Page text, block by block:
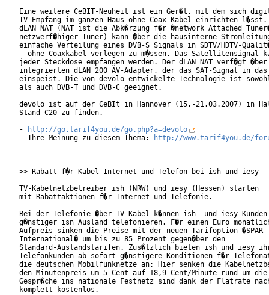
Eine weitere CeBIT-Neuheit ist ein Ger�t, mit dem sich
TV-Empfang im ganzen Haus ohne Coax-Kabel einrichten
dLAN NAT (NAT ist die Abk�rzung f�r �network Attached
netzwerf�higer Tuner) kann �ber die hausinterne
einfache Verteilung eines DVB-S Signals in SDTV/HDTV-
- ohne Coaxkabel verlegen zu m�ssen. Das Satellitensignal
jeder Steckdose empfangen werden. Der dLAN NAT verf�gt
integrierten dLAN 200 AV-Adapter, der das SAT-Signal in das
einspeist. Die von devolo entwickelte Technologie ist
als auch DVB-T und DVB-C geeignet.
devolo ist auf der CeBIt in Hannover (15.-21.03.2007) in
Stand C20 zu finden.
-
http://go.tarif4you.de/go.php?a=devolo
- Ihre Meinung zu diesem Thema:
http://www.tarif4you.de/
>> Rabatt f�r Kabel-Internet und Telefon bei ish und iesy
TV-Kabelnetzbetreiber ish (NRW) und iesy (Hessen) starten
mit Rabattaktionen f�r Internet und Telefonie.
Bei der Telefonie �ber TV-Kabel k�nnen ish- und iesy-
g�nstiger isn Ausland telefonieren. F�r einen Euro
Aufpreis sinken die Preise mit der neuen Tarifoption �SPAR
International� um bis zu 85 Prozent gegen�ber den
Standard-Auslandstarifen. Zus�tzlich bieten ish und iesy
Telefonkunden ab sofort g�nstigere Konditionen f�r
die deutschen Mobilfunknetze an: Hier senken die
den Minutenpreis um 5 Cent auf 18,9 Cent/Minute rund um
Gespr�che ins nationale Festnetz sind dank der Flatrate
komplett kostenlos.